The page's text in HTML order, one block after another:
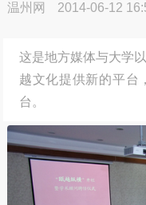
温州网 2014-06-12
这是地方媒体与大学
越文化提供新的平台
台。